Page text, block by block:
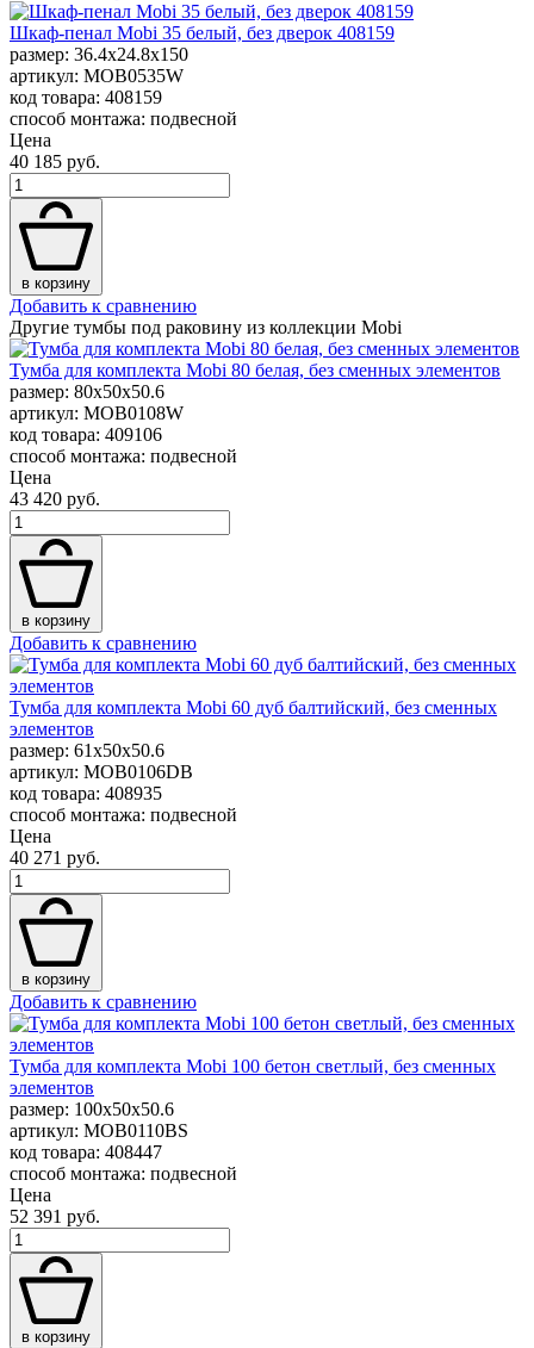
Шкаф-пенал Mobi 35 белый, без дверок 408159
размер: 36.4x24.8x150
артикул: MOB0535W
код товара: 408159
способ монтажа: подвесной
Цена
40 185 руб.
в корзину
Добавить к сравнению
Другие тумбы под раковину из коллекции Mobi
Тумба для комплекта Mobi 80 белая, без сменных элементов
размер: 80x50x50.6
артикул: MOB0108W
код товара: 409106
способ монтажа: подвесной
Цена
43 420 руб.
в корзину
Добавить к сравнению
Тумба для комплекта Mobi 60 дуб балтийский, без сменных
элементов
размер: 61x50x50.6
артикул: MOB0106DB
код товара: 408935
способ монтажа: подвесной
Цена
40 271 руб.
в корзину
Добавить к сравнению
Тумба для комплекта Mobi 100 бетон светлый, без сменных
элементов
размер: 100x50x50.6
артикул: MOB0110BS
код товара: 408447
способ монтажа: подвесной
Цена
52 391 руб.
в корзину